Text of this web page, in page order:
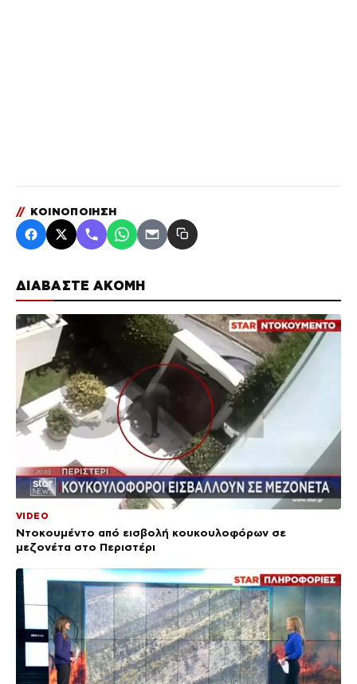
ΔΙΑΒΑΣΤΕ ΑΚΟΜΗ
VIDEO
Ντοκουμέντο από εισβολή κουκουλοφόρων σε
μεζονέτα στο Περιστέρι
// ΚΟΙΝΟΠΟΙΗΣΗ